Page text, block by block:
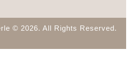
© 2026. All Rights Reserved.